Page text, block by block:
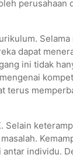
perusahaan
Selama
dapat
ini tidak
terus
Selain
individu.